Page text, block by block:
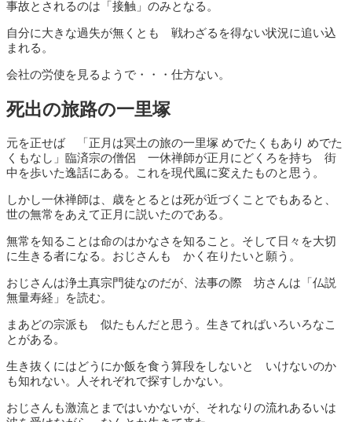
事故とされるのは「接触」のみとなる。
自分に大きな過失が無くとも 戦わざるを得ない状況に追い込
まれる。
会社の労使を見るようで・・・仕方ない。
死出の旅路の一里塚
元を正せば 「正月は冥土の旅の一里塚 めでたくもあり めでた
くもなし」臨済宗の僧侶 一休禅師が正月にどくろを持ち 街
中を歩いた逸話にある。これを現代風に変えたものと思う。
しかし一休禅師は、歳をとるとは死が近づくことでもあると、
世の無常をあえて正月に説いたのである。
無常を知ることは命のはかなさを知ること。そして日々を大切
に生きる者になる。おじさんも かく在りたいと願う。
おじさんは浄土真宗門徒なのだが、法事の際 坊さんは「仏説
無量寿経」を読む。
まあどの宗派も 似たもんだと思う。生きてればいろいろなこ
とがある。
生き抜くにはどうにか飯を食う算段をしないと いけないのか
も知れない。人それぞれで探すしかない。
おじさんも激流とまではいかないが、それなりの流れあるいは